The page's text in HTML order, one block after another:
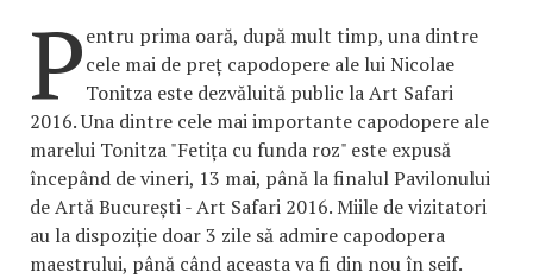
Pentru prima oară, după mult timp, una dintre
cele mai de preț capodopere ale lui Nicolae
Tonitza este dezvăluită public la Art Safari
2016. Una dintre cele mai importante capodopere ale
marelui Tonitza "Fetița cu funda roz" este expusă
începând de vineri, 13 mai, până la finalul Pavilonului
de Artă București - Art Safari 2016. Miile de vizitatori
au la dispoziție doar 3 zile să admire capodopera
maestrului, până când aceasta va fi din nou în seif.